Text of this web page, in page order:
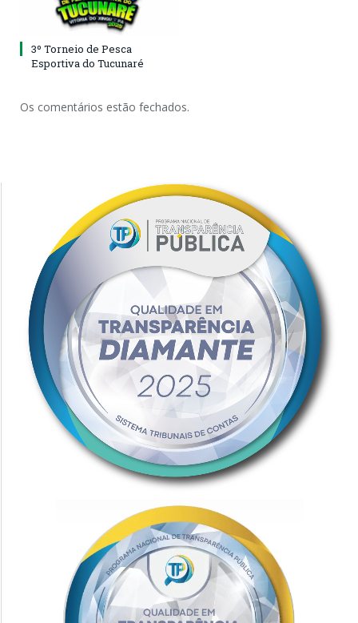
3º Torneio de Pesca
Esportiva do Tucunaré
Os comentários estão fechados.